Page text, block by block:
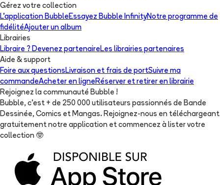
Gérez votre collection
L'application BubbleEssayez Bubble InfinityNotre programme de
fidélitéAjouter un album
Librairies
Libraire ? Devenez partenaireLes librairies partenaires
Aide & support
Foire aux questionsLivraison et frais de portSuivre ma
commandeAcheter en ligneRéserver et retirer en librairie
Rejoignez la communauté Bubble !
Bubble, c'est + de 250 000 utilisateurs passionnés de Bande
Dessinée, Comics et Mangas. Rejoignez-nous en téléchargeant
gratuitement notre application et commencez à lister votre
collection 🤓